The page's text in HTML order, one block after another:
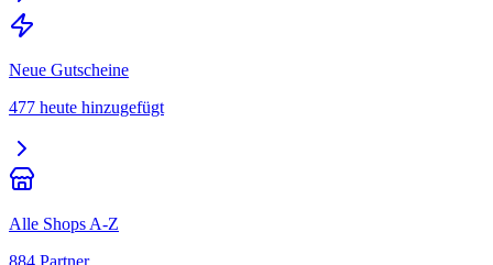
Neue Gutscheine
477 heute hinzugefügt
Alle Shops A-Z
884 Partner